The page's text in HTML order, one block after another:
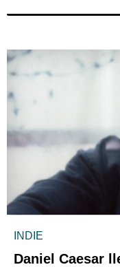
INDIE
Daniel Caesar